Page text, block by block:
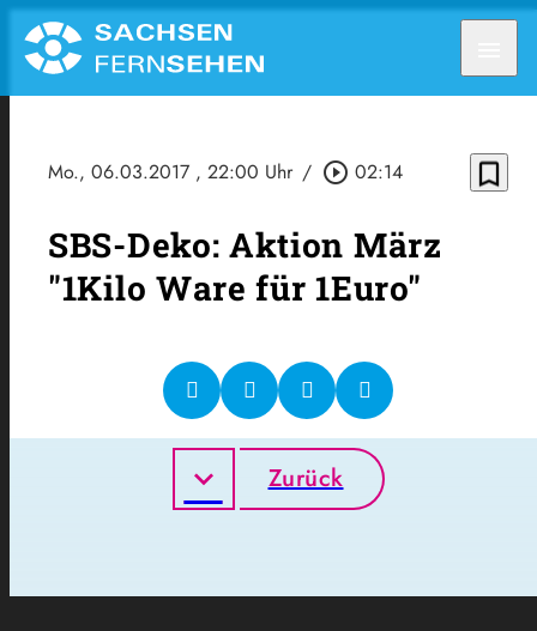
Mo., 06.03.2017 , 22:00 Uhr / play_circle_outline 02:14 bookmark_border
SBS-Deko: Aktion März
"1Kilo Ware für 1Euro"
Zurück